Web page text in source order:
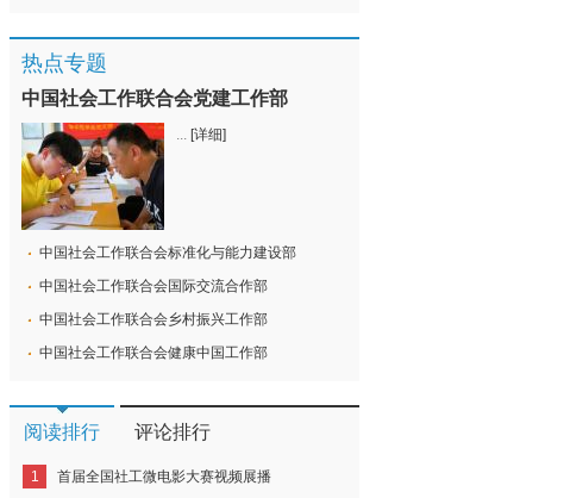
热点专题
中国社会工作联合会党建工作部
... [详细]
中国社会工作联合会标准化与能力建设部
中国社会工作联合会国际交流合作部
中国社会工作联合会乡村振兴工作部
中国社会工作联合会健康中国工作部
阅读排行 评论排行
1 首届全国社工微电影大赛视频展播